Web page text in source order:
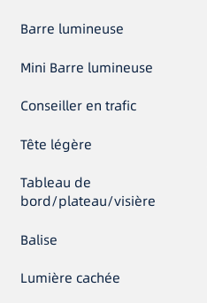
Barre lumineuse
Mini Barre lumineuse
Conseiller en trafic
Tête légère
Tableau de
bord/plateau/visière
Balise
Lumière cachée